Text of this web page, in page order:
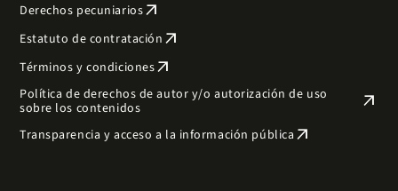
Derechos pecuniariosarrow_outward
Estatuto de contratación arrow_outward
Términos y condicionesarrow_outward
Política de derechos de autor y/o autorización de uso
sobre los contenidos
arrow_outward
Transparencia y acceso a la información pública arrow_outward